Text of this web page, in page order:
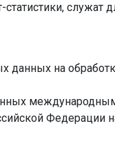
служат
данных на
Федерации